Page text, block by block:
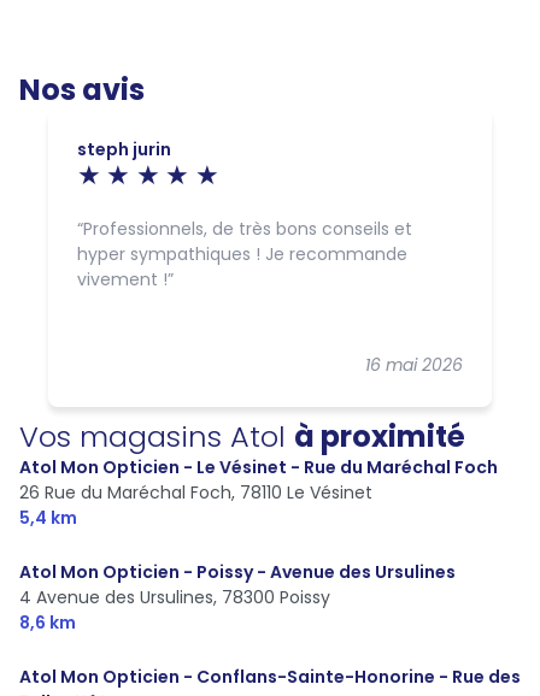
Nos avis
steph jurin
16 mai 2026
Professionnels, de très bons conseils et
hyper sympathiques ! Je recommande
vivement !
Vos magasins Atol à proximité
Atol Mon Opticien - Le Vésinet - Rue du Maréchal Foch
26 Rue du Maréchal Foch, 78110 Le Vésinet
5,4 km
Atol Mon Opticien - Poissy - Avenue des Ursulines
4 Avenue des Ursulines, 78300 Poissy
8,6 km
Atol Mon Opticien - Conflans-Sainte-Honorine - Rue des